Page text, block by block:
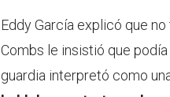
Eddy García explicó que
Combs le insistió que podía
guardia interpretó como